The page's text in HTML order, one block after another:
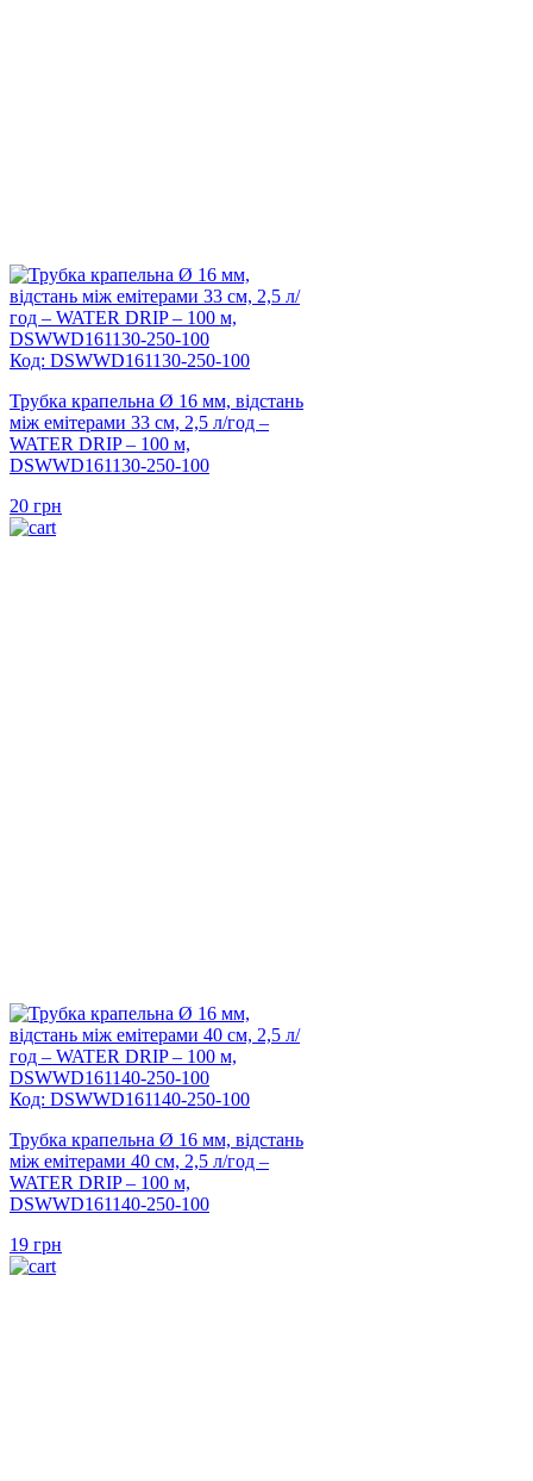
Код: DSWWD161130-250-100
Трубка крапельна Ø 16 мм, відстань
між емітерами 33 см, 2,5 л/год –
WATER DRIP – 100 м,
DSWWD161130-250-100
20 грн
Код: DSWWD161140-250-100
Трубка крапельна Ø 16 мм, відстань
між емітерами 40 см, 2,5 л/год –
WATER DRIP – 100 м,
DSWWD161140-250-100
19 грн